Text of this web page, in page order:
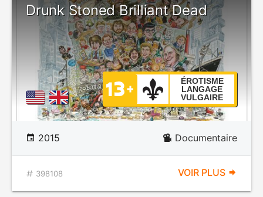
Drunk Stoned Brilliant Dead
ÉROTISME
LANGAGE
VULGAIRE
2015 Documentaire
398108 VOIR PLUS